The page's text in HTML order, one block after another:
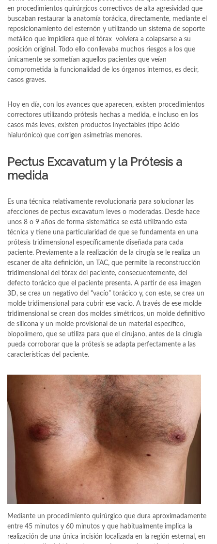
en procedimientos quirúrgicos correctivos de alta agresividad que
buscaban restaurar la anatomía torácica, directamente, mediante el
reposicionamiento del esternón y utilizando un sistema de soporte
metálico que impidiera que el tórax volviera a colapsarse a su
posición original. Todo ello conllevaba muchos riesgos a los que
únicamente se sometían aquellos pacientes que veían
comprometida la funcionalidad de los órganos internos, es decir,
casos graves.
Hoy en día, con los avances que aparecen, existen procedimientos
correctores utilizando prótesis hechas a medida, e incluso en los
casos más leves, existen productos inyectables (tipo ácido
hialurónico) que corrigen asimetrías menores.
Pectus Excavatum y la Prótesis a
medida
Es una técnica relativamente revolucionaria para solucionar las
afecciones de pectus excavatum leves o moderadas. Desde hace
unos 8 o 9 años de forma sistemática se está utilizando esta
técnica y tiene una particularidad de que se fundamenta en una
prótesis tridimensional específicamente diseñada para cada
paciente. Previamente a la realización de la cirugía se le realiza un
escaner de alta definición, un TAC, que permite la reconstrucción
tridimensional del tórax del paciente, consecuentemente, del
defecto torácico que el paciente presenta. A partir de esa imagen
3D, se crea un negativo del “vacío” torácico y, con este, se crea un
molde tridimensional para cubrir ese vacío. A través de ese molde
tridimensional se crean dos moldes simétricos, un molde definitivo
de silicona y un molde provisional de un material específico,
biopolímero, que se utiliza para que el cirujano, antes de la cirugía
pueda corroborar que la prótesis se adapta perfectamente a las
características del paciente.
Mediante un procedimiento quirúrgico que dura aproximadamente
entre 45 minutos y 60 minutos y que habitualmente implica la
realización de una única incisión localizada en la región esternal, en